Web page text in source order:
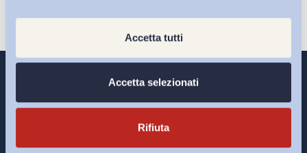
Accetta tutti
Accetta selezionati
Rifiuta